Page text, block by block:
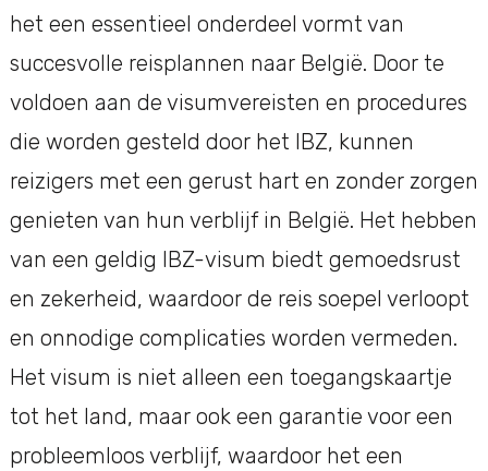
het een essentieel onderdeel vormt van
succesvolle reisplannen naar België. Door te
voldoen aan de visumvereisten en procedures
die worden gesteld door het IBZ, kunnen
reizigers met een gerust hart en zonder zorgen
genieten van hun verblijf in België. Het hebben
van een geldig IBZ-visum biedt gemoedsrust
en zekerheid, waardoor de reis soepel verloopt
en onnodige complicaties worden vermeden.
Het visum is niet alleen een toegangskaartje
tot het land, maar ook een garantie voor een
probleemloos verblijf, waardoor het een